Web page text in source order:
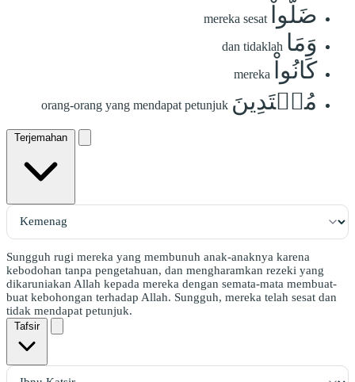
ضَلُّواْ mereka sesat
وَمَا dan tidaklah
كَانُواْ mereka
مُهۡتَدِينَ orang-orang yang mendapat petunjuk
Terjemahan
Sungguh rugi mereka yang membunuh anak-anaknya karena
kebodohan tanpa pengetahuan, dan mengharamkan rezeki yang
dikaruniakan Allah kepada mereka dengan semata-mata membuat-
buat kebohongan terhadap Allah. Sungguh, mereka telah sesat dan
tidak mendapat petunjuk.
Tafsir